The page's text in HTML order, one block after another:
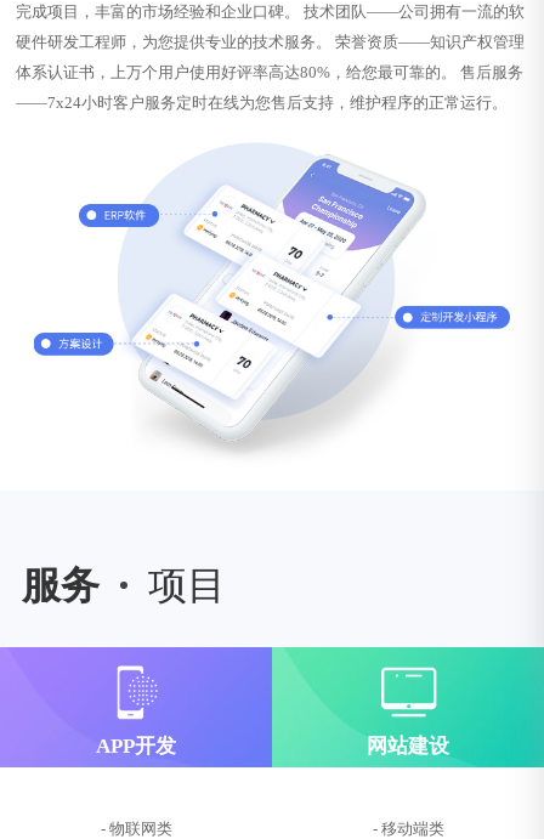
完成项目，丰富的市场经验和企业口碑。 技术团队——公司拥有一流的软
硬件研发工程师，为您提供专业的技术服务。 荣誉资质——知识产权管理
体系认证书，上万个用户使用好评率高达80%，给您最可靠的。 售后服务
——7x24小时客户服务定时在线为您售后支持，维护程序的正常运行。
服务 项目
APP开发
- 物联网类
网站建设
- 移动端类